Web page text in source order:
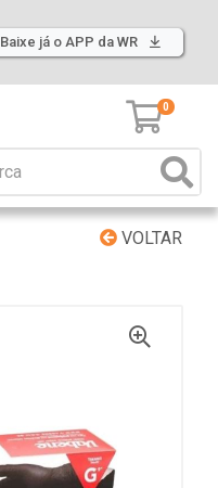
Baixe já o APP da WR
0
VOLTAR